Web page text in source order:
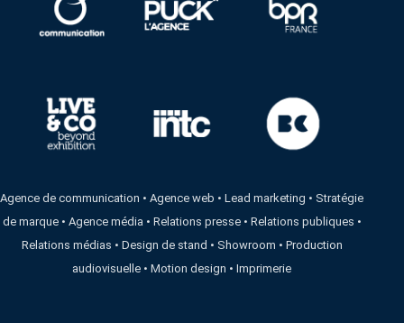
Agence de communication •Agence web •Lead marketing • Stratégie
de marque• Agence média • Relations presse• Relations publiques •
Relations médias • Design de stand • Showroom • Production
audiovisuelle •Motion design •Imprimerie